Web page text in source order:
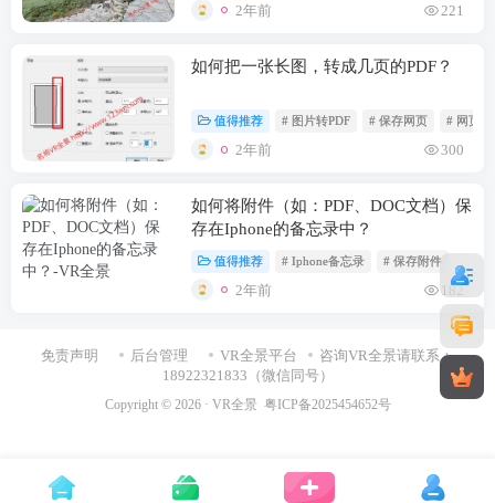
2年前 221
如何把一张长图，转成几页的PDF？
值得推荐 # 图片转PDF # 保存网页 # 网页
2年前 300
如何将附件（如：PDF、DOC文档）保
存在Iphone的备忘录中？
值得推荐 # Iphone备忘录 # 保存附件
2年前 182
免责声明 后台管理 VR全景平台
咨询VR全景请联系：
18922321833（微信同号）
Copyright © 2026 · VR全景 粤ICP备2025454652号